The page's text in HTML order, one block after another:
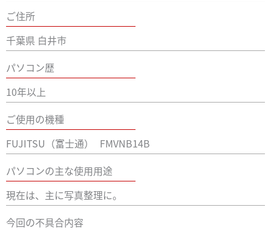
ご住所
千葉県 白井市
パソコン歴
10年以上
ご使用の機種
FUJITSU（富士通）
FMVNB14B
パソコンの主な使用用途
現在は、主に写真整理に。
今回の不具合内容